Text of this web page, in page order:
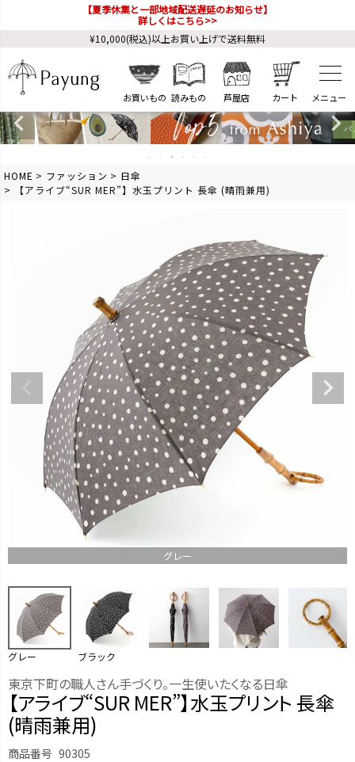
【夏季休業と一部地域配送遅延のお知らせ】
詳しくはこちら>>
¥10,000(税込)以上お買い上げで送料無料
お買いもの 読みもの 芦屋店 カート
HOME ファッション
日傘
【アライブ“SUR MER”】水玉プリント 長傘 (晴雨兼用)
グレー
グレー ブラック
東京下町の職人さん手づくり。一生使いたくなる日傘
【アライブ“SUR MER”】水玉プリント 長傘
(晴雨兼用)
商品番号 90305